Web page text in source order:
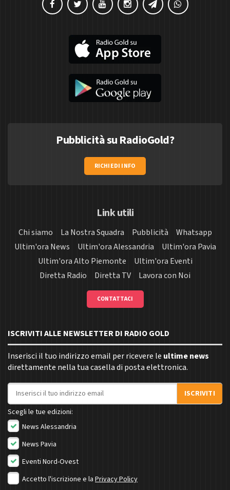
Pubblicità su RadioGold?
RICHIEDI INFO
Link utili
Chi siamo La Nostra Squadra Pubblicità
Whatsapp
Ultim'ora News
Ultim'ora Alessandria
Ultim'ora Pavia
Ultim'ora Alto Piemonte
Ultim'ora Eventi
Diretta Radio
Diretta TV Lavora con Noi
CONTATTACI
ISCRIVITI ALLE NEWSLETTER DI RADIO GOLD
Inserisci il tuo indirizzo email per ricevere le ultime news
direttamente nella tua casella di posta elettronica.
Indirizzo email
ISCRIVITI
Scegli le tue edizioni:
News Alessandria
News Pavia
Eventi Nord-Ovest
Accetto l'iscrizione e la Privacy Policy